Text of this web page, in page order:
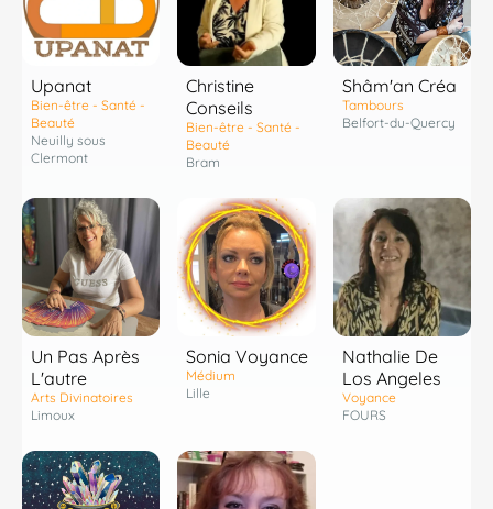
Upanat
Bien-être - Santé -
Beauté
Neuilly sous
Clermont
Christine
Conseils
Bien-être - Santé -
Beauté
Bram
Shâm'an Créa
Tambours
Belfort-du-Quercy
Un Pas Après
L'autre
Arts Divinatoires
Limoux
Sonia Voyance
Médium
Lille
Nathalie De
Los Angeles
Voyance
FOURS